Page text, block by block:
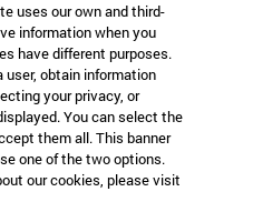
uses our own and third-
information when you
have different purposes.
user, obtain information
your privacy, or
You can select the
them all. This banner
one of the two options.
our cookies, please visit